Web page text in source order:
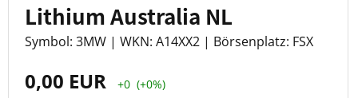
Lithium Australia NL
Symbol: 3MW | WKN: A14XX2 | Börsenplatz: FSX
0,00 EUR +0 (+0%)